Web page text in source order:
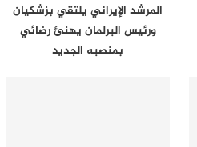
المرشد الإيراني يلتقي بزشكيان
ورئيس البرلمان يهنئ رضائي
بمنصبه الجديد